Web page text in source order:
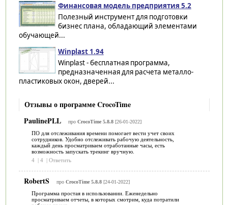
Финансовая модель предприятия 5.2
Полезный инструмент для подготовки
бизнес плана, обладающий элементами
обучающей...
Winplast 1.94
Winplast - бесплатная программа,
предназначенная для расчета металло-
пластиковых окон, дверей...
Отзывы о программе CrocoTime
PaulinePLL
про CrocoTime 5.8.8[26-01-2022]
ПО для отслеживания времени помогает вести учет своих
сотрудников. Удобно отслеживать рабочую деятельность,
каждый день просматриваем отработанные часы, есть
возможность запускать трекинг вручную.
4
4 Ответить
RobertS про CrocoTime 5.8.8[24-01-2022]
Программа простая в использовании. Еженедельно
просматриваем отчеты, в которых смотрим, куда потратили